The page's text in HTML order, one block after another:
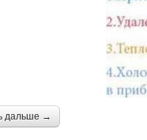
дальше →